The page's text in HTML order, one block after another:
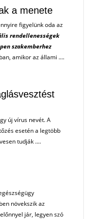
a menete
figyelünk oda az
rendellenességek
szakemberhez
amikor az állami ....
új vírus nevét. A
esetén a legtöbb
tudják ....
növekszik az
jár, legyen szó